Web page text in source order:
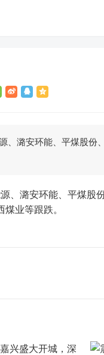
、潞安环能、平煤股份
业等跟跌。